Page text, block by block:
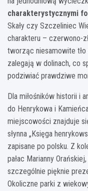
charakterystycznymi
Skały czy Szczeliniec
charakteru – czerwono-
tworząc niesamowite
zalegają w dolinach, co
podziwiać prawdziwe
Dla miłośników historii i
do Henrykowa i
miejscowości znajduje
słynna „Księga
zapisane po polsku. Z
pałac Marianny
szczególnie pięknie
Okoliczne parki z